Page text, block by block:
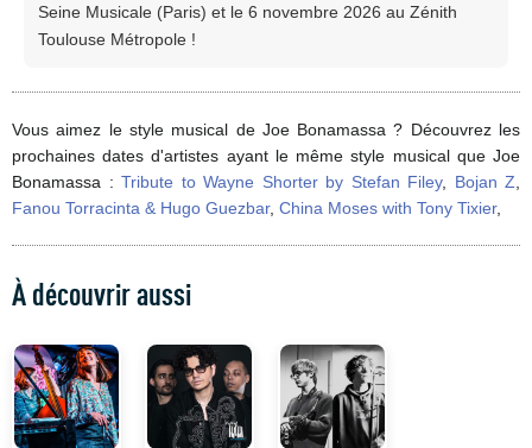
Seine Musicale (Paris) et le 6 novembre 2026 au Zénith
Toulouse Métropole !
Vous aimez le style musical de Joe Bonamassa ? Découvrez les
prochaines dates d'artistes ayant le même style musical que Joe
Bonamassa : Tribute to Wayne Shorter by Stefan Filey, Bojan Z
Fanou Torracinta & Hugo Guezbar, China Moses with Tony Tixier,
À découvrir aussi